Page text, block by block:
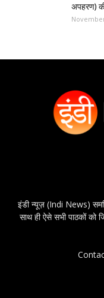
अपहरण)
इंडी न्यूज़ (Indi News)
साथ ही ऐसे सभी पाठकों को